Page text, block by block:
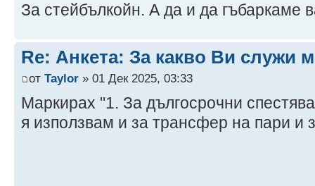
За стейбълкойн. А да и да гъбаркаме
Re: Анкета: За какво Ви служи
от Taylor » 01 Дек 2025, 03:33
Маркирах "1. За дългосрочни
я използвам и за трансфер на пари и